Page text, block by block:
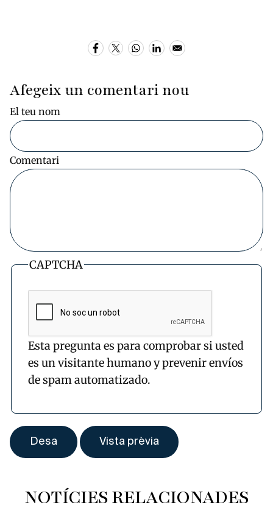
Afegeix un comentari nou
El teu nom
Comentari
CAPTCHA
Esta pregunta es para comprobar si usted
es un visitante humano y prevenir envíos
de spam automatizado.
NOTÍCIES RELACIONADES